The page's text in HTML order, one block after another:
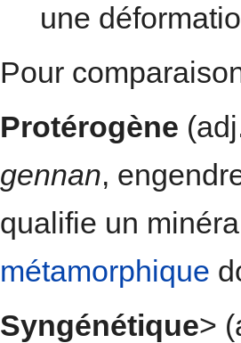
une
Pour
Protérogène
gennan,
qualifie un
métamorphique
Syngénétique>